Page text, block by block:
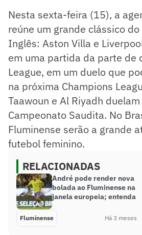
Nesta sexta-feira (15), a
reúne um grande clássico
Inglês: Aston Villa e
em uma partida da parte de
League, em um duelo que
na próxima Champions
Taawoun e Al Riyadh
Campeonato Saudita. No
Fluminense serão a grande
futebol feminino.
RELACIONADAS
André pode render nova
bolada ao Fluminense na
janela europeia; entenda
Fluminense Há 3 meses